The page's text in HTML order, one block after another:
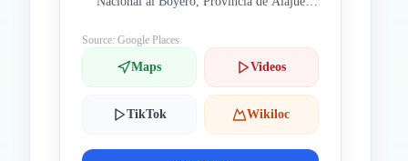
Source: Google Places
Maps Videos
TikTok Wikiloc